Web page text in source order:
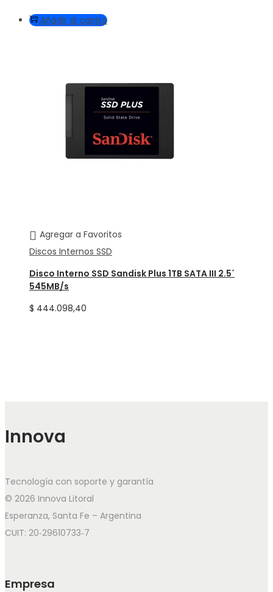
Añadir al carrito
Agregar a Favoritos
Discos Internos SSD
Disco Interno SSD Sandisk Plus 1TB SATA III 2.5´
545MB/s
$ 444.098,40
Innova
Tecnología con soporte y garantía
© 2026 Innova Litoral
Esperanza, Santa Fe – Argentina
CUIT: 20‑29610733‑7
Empresa